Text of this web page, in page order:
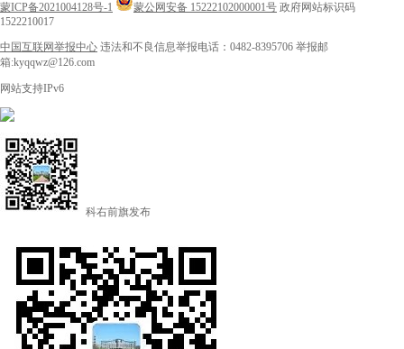
蒙ICP备2021004128号-1 蒙公网安备 15222102000001号 政府网站标识码
1522210017
中国互联网举报中心 违法和不良信息举报电话：0482-8395706 举报邮
箱:kyqqwz@126.com
网站支持IPv6
科右前旗发布